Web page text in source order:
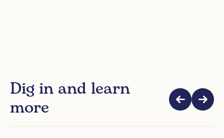
Dig in and learn
more